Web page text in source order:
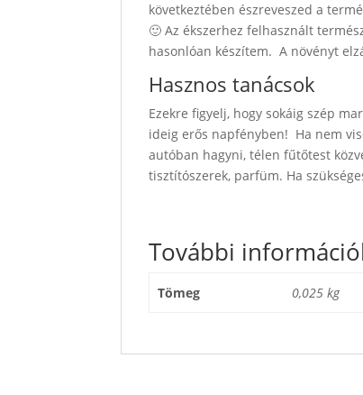
következtében észreveszed a
🙂 Az ékszerhez felhasznált
hasonlóan készítem. A növényt
Hasznos tanácsok
Ezekre figyelj, hogy sokáig szép
ideig erős napfényben! Ha nem
autóban hagyni, télen fűtőtest
tisztítószerek, parfüm. Ha
További
Tömeg 0,025 kg